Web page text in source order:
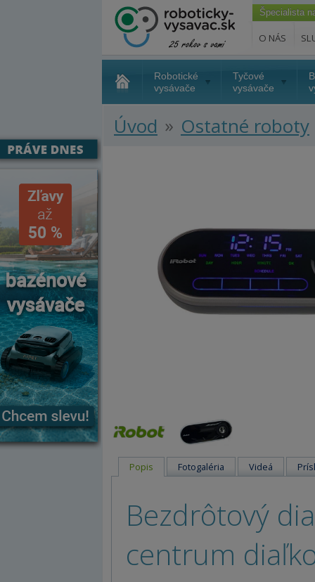
Špecialista
O NÁS
Robotické
vysávače
Tyčové
vysávače
Úvod » Ostatné roboty
Popis Fotogaléria Videá
Bezdrôtový
centrum